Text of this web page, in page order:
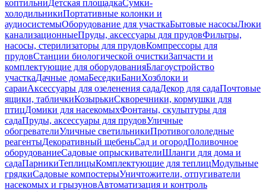
коптильниДетская площадкаСумки-
холодильникиПортативные колонки и
аудиосистемыОборудование для участкаБытовые насосыЛюки
канализационныеПруды, аксессуары для прудовФильтры,
насосы, стерилизаторы для прудовКомпрессоры для
прудовСтанции биологической очисткиЗапчасти и
комплектующие для оборудованияБлагоустройство
участкаДачные домаБеседкиБаниХозблоки и
сараиАксессуары для озеленения садаДекор для садаПочтовые
ящики, табличкиКозырькиСкворечники, кормушки для
птицДомики для насекомыхФонтаны, скульптуры для
садаПруды, аксессуары для прудовУличные
обогревателиУличные светильникиПротивогололедные
реагентыДекоративный щебеньСад и огородПоливочное
оборудованиеСадовые опрыскивателиШланги для дома и
садаПарникиТеплицыКомплектующие для теплицМодульные
грядкиСадовые компостерыУничтожители, отпугиватели
насекомых и грызуновАвтоматизация и контроль